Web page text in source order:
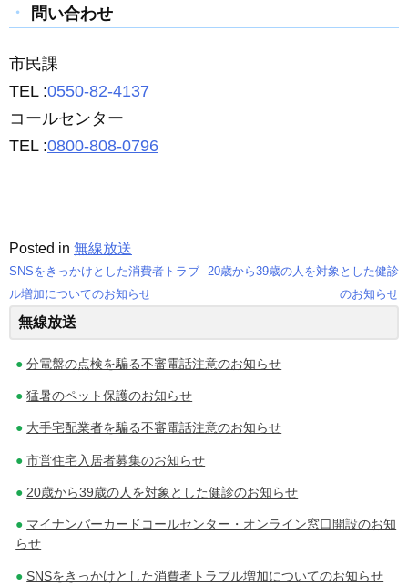
問い合わせ
市民課
TEL :0550-82-4137
コールセンター
TEL :0800-808-0796
Posted in 無線放送
投
稿
ナ
ビ
ゲ
ー
シ
ョ
SNSをきっかけとした消費者トラブ
ル増加についてのお知らせ
20歳から39歳の人を対象とした健診
のお知らせ
無線放送
分電盤の点検を騙る不審電話注意のお知らせ
猛暑のペット保護のお知らせ
大手宅配業者を騙る不審電話注意のお知らせ
市営住宅入居者募集のお知らせ
20歳から39歳の人を対象とした健診のお知らせ
マイナンバーカードコールセンター・オンライン窓口開設のお知
らせ
SNSをきっかけとした消費者トラブル増加についてのお知らせ